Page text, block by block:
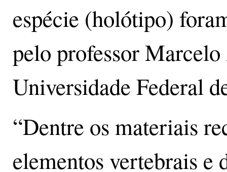
espécie (holótipo)
pelo professor
Universidade Federal
“Dentre os materiais
elementos vertebrais e